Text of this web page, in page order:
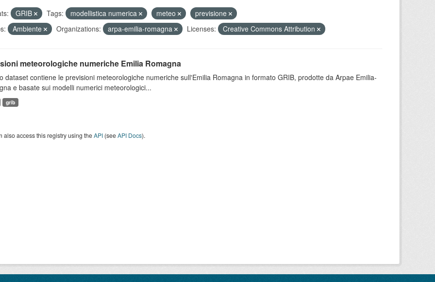
GRIB Tags: modellistica numerica meteo
previsione
Ambiente Organizations: arpa-emilia-romagna Licenses: Creative Commons Attribution
meteorologiche numeriche Emilia Romagna
dataset contiene le previsioni meteorologiche numeriche sull'Emilia Romagna in formato GRIB, prodotte da Arpae Emilia-
e basate sui modelli numerici meteorologici...
grib
also access this registry using theAPI(seeAPI Docs).